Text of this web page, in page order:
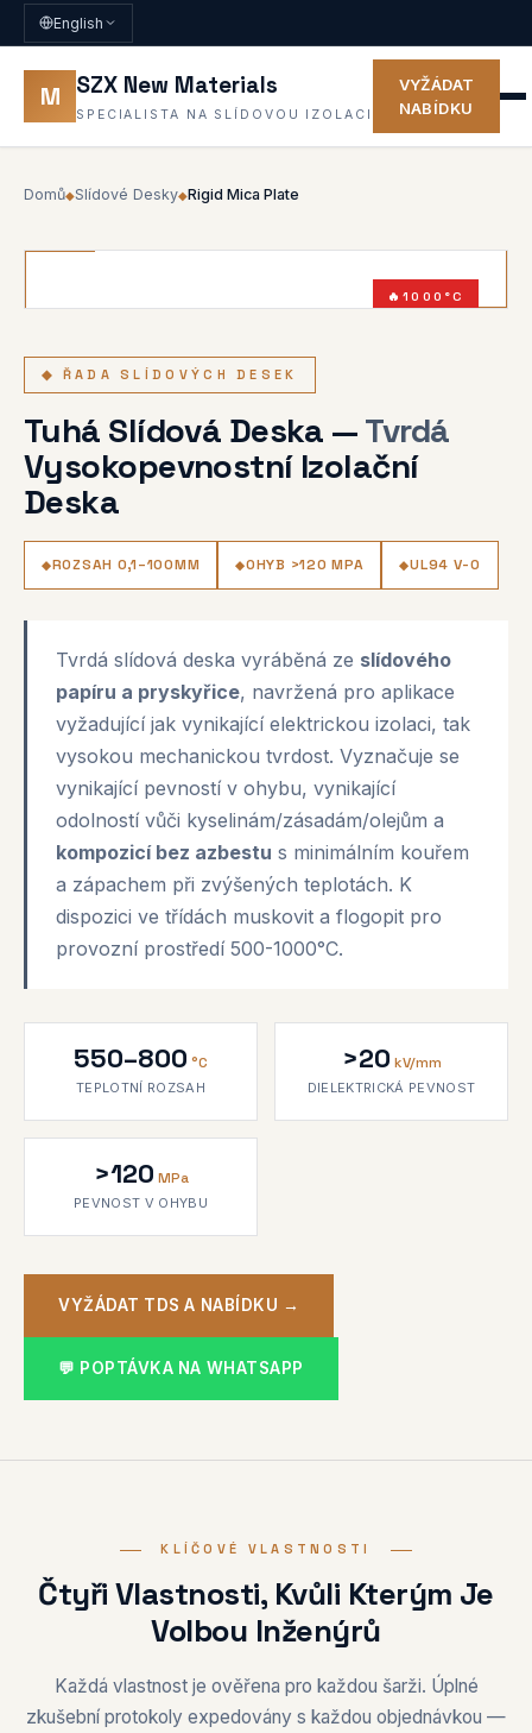
English
M SZX New Materials
SPECIALISTA NA SLÍDOVOU IZOLACI
VYŽÁDAT
NABÍDKU
Domů◆Slídové Desky◆Rigid Mica Plate
1000°C
◆ ŘADA SLÍDOVÝCH DESEK
Tuhá Slídová Deska —Tvrdá
Vysokopevnostní Izolační
Deska
ROZSAH 0,1–100MM OHYB >120 MPA UL94 V-0
Tvrdá slídová deska vyráběná ze slídového
papíru a pryskyřice, navržená pro aplikace
vyžadující jak vynikající elektrickou izolaci, tak
vysokou mechanickou tvrdost. Vyznačuje se
vynikající pevností v ohybu, vynikající
odolností vůči kyselinám/zásadám/olejům a
kompozicí bez azbestu s minimálním kouřem
a zápachem při zvýšených teplotách. K
dispozici ve třídách muskovit a flogopit pro
provozní prostředí 500-1000°C.
550–800 °C
TEPLOTNÍ ROZSAH
>20 kV/mm
DIELEKTRICKÁ PEVNOST
>120 MPa
PEVNOST V OHYBU
VYŽÁDAT TDS A NABÍDKU →
💬 POPTÁVKA NA WHATSAPP
KLÍČOVÉ VLASTNOSTI
Čtyři Vlastnosti, Kvůli Kterým Je
Volbou Inženýrů
Každá vlastnost je ověřena pro každou šarži. Úplné
zkušební protokoly expedovány s každou objednávkou —